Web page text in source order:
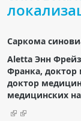
Наш
Чат
Саркома
Aletta Энн
Франка, доктор
доктор
медицинских